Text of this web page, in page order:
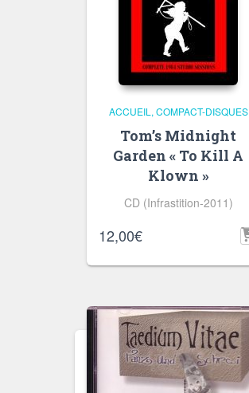
ACCUEIL COMPACT-DISQUES
Tom’s Midnight
Garden « To Kill A
Klown »
CD (Infrastition-2011)
12,00€